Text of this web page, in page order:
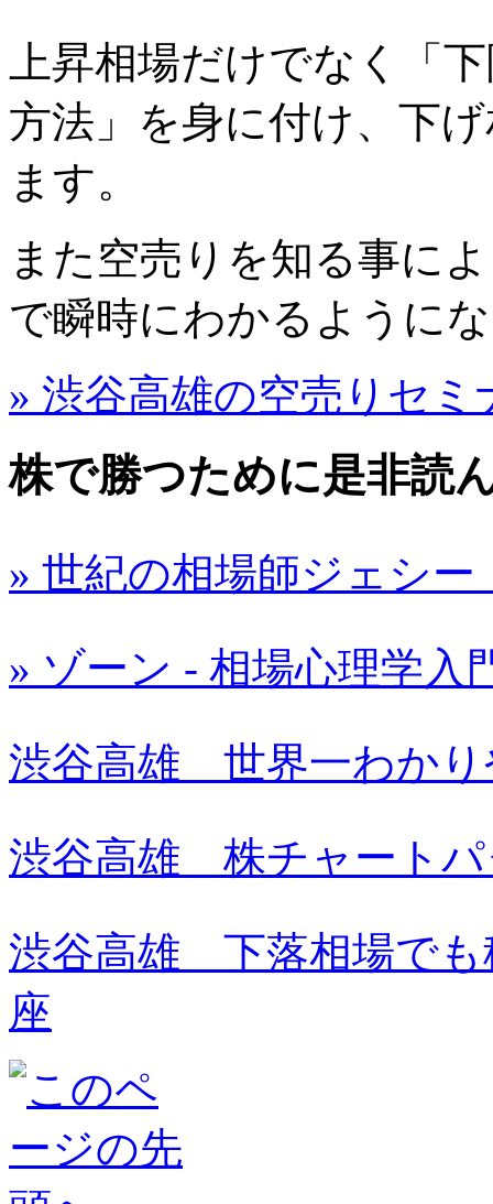
上昇相場だけでなく「
方法」を身に付け、下
ます。
また空売りを知る事に
で瞬時にわかるように
» 渋谷高雄の空売りセミ
株で勝つために是非読
» 世紀の相場師ジェシー
» ゾーン - 相場心理学入
渋谷高雄 世界一わかり
渋谷高雄 株チャートパ
渋谷高雄 下落相場でも
座